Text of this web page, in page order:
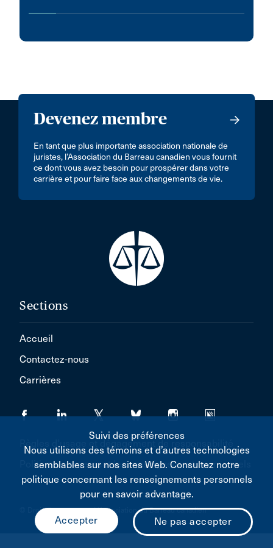
Devenez membre
En tant que plus importante association nationale de
juristes, l’Association du Barreau canadien vous fournit
ce dont vous avez besoin pour prospérer dans votre
carrière et pour faire face aux changements de vie.
Sections
Accueil
Contactez-nous
Carrières
Règles d'usage et dégagement de responsabilité
Politique concernant les renseignements personnels
© Droit d'auteur 2026 L'Association du Barreau canadien
Suivi des préférences
Nous utilisons des témoins et d’autres technologies
semblables sur nos sites Web. Consultez notre
politique concernant les renseignements personnels
pour en savoir advantage.